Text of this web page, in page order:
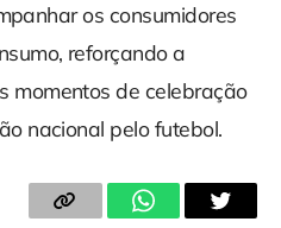
os consumidores
reforçando a
momentos de celebração
nacional pelo futebol.